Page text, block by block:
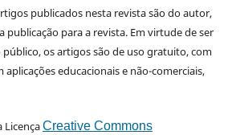
publicados nesta revista são do autor,
publicação para a revista. Em virtude de ser
público, os artigos são de uso gratuito, com
educacionais e não-comerciais,
LicençaCreative Commons